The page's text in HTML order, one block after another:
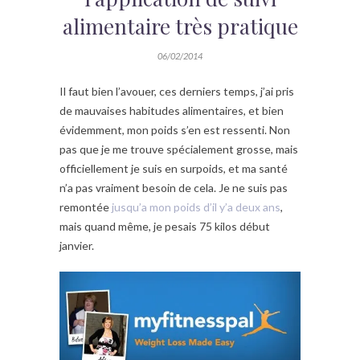
alimentaire très pratique
06/02/2014
Il faut bien l’avouer, ces derniers temps, j’ai pris
de mauvaises habitudes alimentaires, et bien
évidemment, mon poids s’en est ressenti. Non
pas que je me trouve spécialement grosse, mais
officiellement je suis en surpoids, et ma santé
n’a pas vraiment besoin de cela. Je ne suis pas
remontée jusqu’a mon poids d’il y’a deux ans,
mais quand même, je pesais 75 kilos début
janvier.